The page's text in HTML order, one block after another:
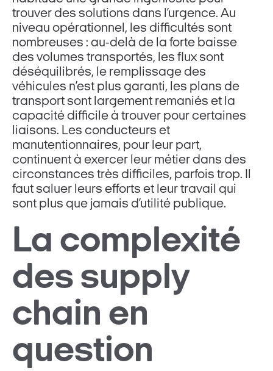
trouver des solutions dans l’urgence. Au
niveau opérationnel, les difficultés sont
nombreuses : au-delà de la forte baisse
des volumes transportés, les flux sont
déséquilibrés, le remplissage des
véhicules n’est plus garanti, les plans de
transport sont largement remaniés et la
capacité difficile à trouver pour certaines
liaisons. Les conducteurs et
manutentionnaires, pour leur part,
continuent à exercer leur métier dans des
circonstances très difficiles, parfois trop. Il
faut saluer leurs efforts et leur travail qui
sont plus que jamais d’utilité publique.
La complexité
des supply
chain en
question